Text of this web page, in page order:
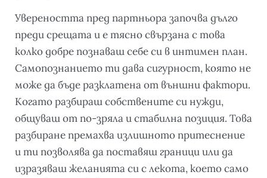
Увереността пред партньора започва дълго
преди срещата и е тясно свързана с това
колко добре познаваш себе си в интимен план.
Самопознанието ти дава сигурност, която не
може да бъде разклатена от външни фактори.
Когато разбираш собствените си нужди,
общуваш от по-зряла и стабилна позиция. Това
разбиране премахва излишното притеснение
и ти позволява да поставяш граници или да
изразяваш желанията си с лекота, което само